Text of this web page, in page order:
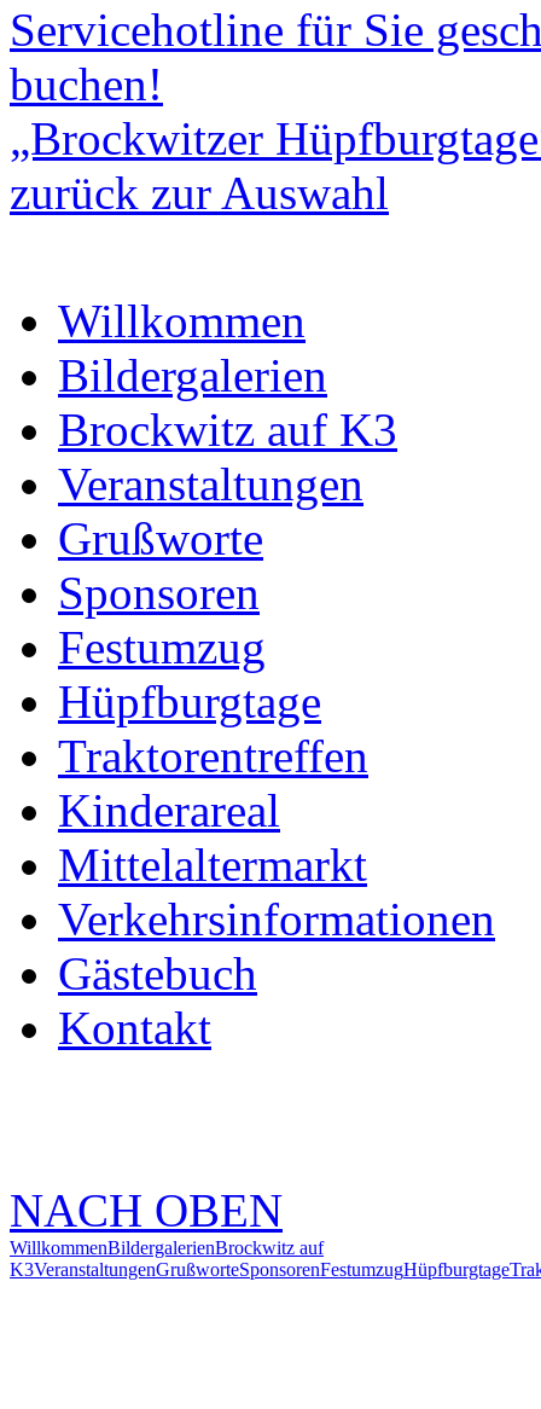
Servicehotline für Sie
buchen!
„Brockwitzer
zurück zur Auswahl
Willkommen
Bildergalerien
Brockwitz auf K3
Veranstaltungen
Grußworte
Sponsoren
Festumzug
Hüpfburgtage
Traktorentreffen
Kinderareal
Mittelaltermarkt
Verkehrsinformationen
Gästebuch
Kontakt
NACH OBEN
WillkommenBildergalerienBrockwitz auf
K3VeranstaltungenGrußworteSponsorenFestumzugHüpfburgtage